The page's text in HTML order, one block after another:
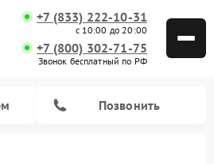
+7 (833) 222-10-31
с 10:00 до 20:00
+7 (800) 302-71-75
Звонок бесплатный по РФ
Позвонить